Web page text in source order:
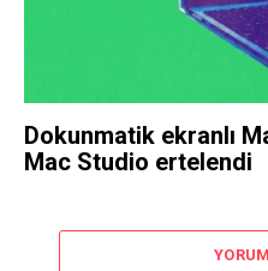
Dokunmatik ekranlı
Mac Studio ertelendi